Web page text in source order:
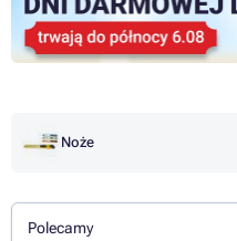
Noże
Polecamy